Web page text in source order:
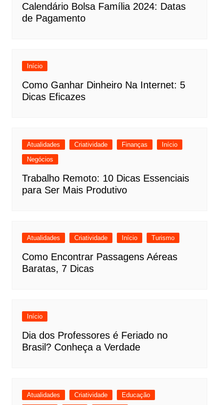
Calendário Bolsa Família 2024: Datas
de Pagamento
Início
Como Ganhar Dinheiro Na Internet: 5
Dicas Eficazes
Atualidades Criatividade Finanças
Início
Negócios
Trabalho Remoto: 10 Dicas Essenciais
para Ser Mais Produtivo
Atualidades Criatividade Início Turismo
Como Encontrar Passagens Aéreas
Baratas, 7 Dicas
Início
Dia dos Professores é Feriado no
Brasil? Conheça a Verdade
Atualidades Criatividade
Educação